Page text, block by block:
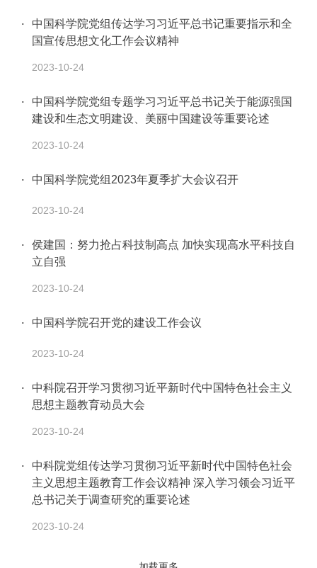
中国科学院党组传达学习习近平总书记重要指示和全
国宣传思想文化工作会议精神
2023-10-24
中国科学院党组专题学习习近平总书记关于能源强国
建设和生态文明建设、美丽中国建设等重要论述
2023-10-24
中国科学院党组2023年夏季扩大会议召开
2023-10-24
侯建国：努力抢占科技制高点 加快实现高水平科技自
立自强
2023-10-24
中国科学院召开党的建设工作会议
2023-10-24
中科院召开学习贯彻习近平新时代中国特色社会主义
思想主题教育动员大会
2023-10-24
中科院党组传达学习贯彻习近平新时代中国特色社会
主义思想主题教育工作会议精神 深入学习领会习近平
总书记关于调查研究的重要论述
2023-10-24